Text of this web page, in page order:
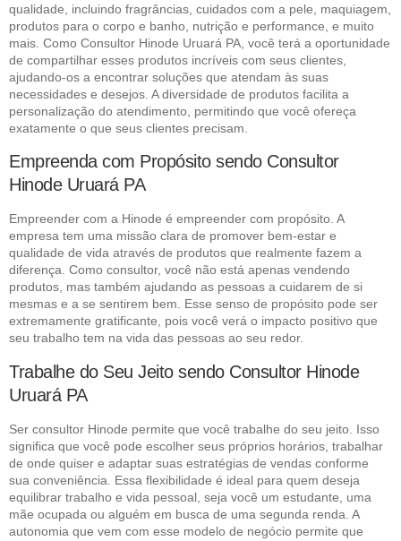
qualidade, incluindo fragrâncias, cuidados com a pele, maquiagem,
produtos para o corpo e banho, nutrição e performance, e muito
mais. Como Consultor Hinode Uruará PA, você terá a oportunidade
de compartilhar esses produtos incríveis com seus clientes,
ajudando-os a encontrar soluções que atendam às suas
necessidades e desejos. A diversidade de produtos facilita a
personalização do atendimento, permitindo que você ofereça
exatamente o que seus clientes precisam.
Empreenda com Propósito sendo Consultor
Hinode Uruará PA
Empreender com a Hinode é empreender com propósito. A
empresa tem uma missão clara de promover bem-estar e
qualidade de vida através de produtos que realmente fazem a
diferença. Como consultor, você não está apenas vendendo
produtos, mas também ajudando as pessoas a cuidarem de si
mesmas e a se sentirem bem. Esse senso de propósito pode ser
extremamente gratificante, pois você verá o impacto positivo que
seu trabalho tem na vida das pessoas ao seu redor.
Trabalhe do Seu Jeito sendo Consultor Hinode
Uruará PA
Ser consultor Hinode permite que você trabalhe do seu jeito. Isso
significa que você pode escolher seus próprios horários, trabalhar
de onde quiser e adaptar suas estratégias de vendas conforme
sua conveniência. Essa flexibilidade é ideal para quem deseja
equilibrar trabalho e vida pessoal, seja você um estudante, uma
mãe ocupada ou alguém em busca de uma segunda renda. A
autonomia que vem com esse modelo de negócio permite que